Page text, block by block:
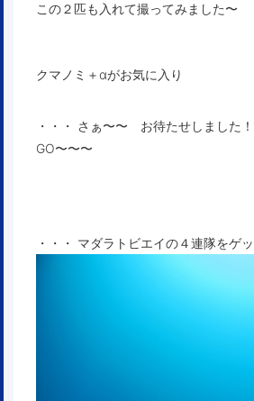
この２匹も入れて撮ってみました〜
クマノミ＋αがお気に入り
・・・ さぁ〜〜 お待たせしました
GO〜〜〜
・・・ マダラトビエイの４連隊をゲッ